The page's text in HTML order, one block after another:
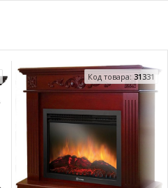
Код товара: 31331